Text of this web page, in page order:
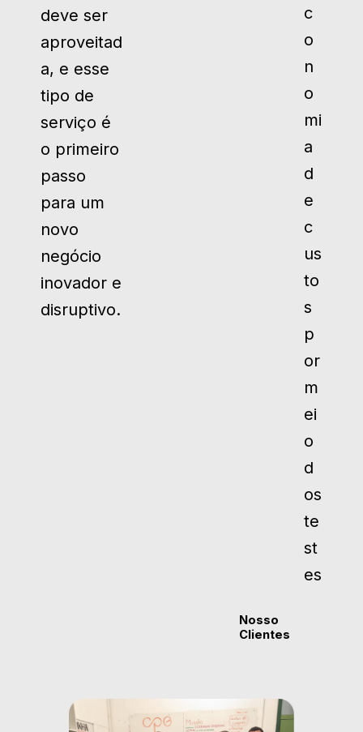
deve ser
aproveitad
a, e esse
tipo de
serviço é
o primeiro
passo
para um
novo
negócio
inovador e
disruptivo.
c
o
n
o
mi
a
d
e
c
us
to
s
p
or
m
ei
o
d
os
te
st
es
Nosso
Clientes